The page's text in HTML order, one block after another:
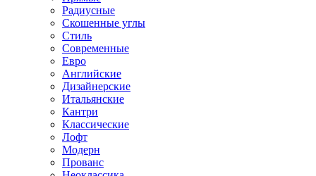
Радиусные
Скошенные углы
Стиль
Современные
Евро
Английские
Дизайнерские
Итальянские
Кантри
Классические
Лофт
Модерн
Прованс